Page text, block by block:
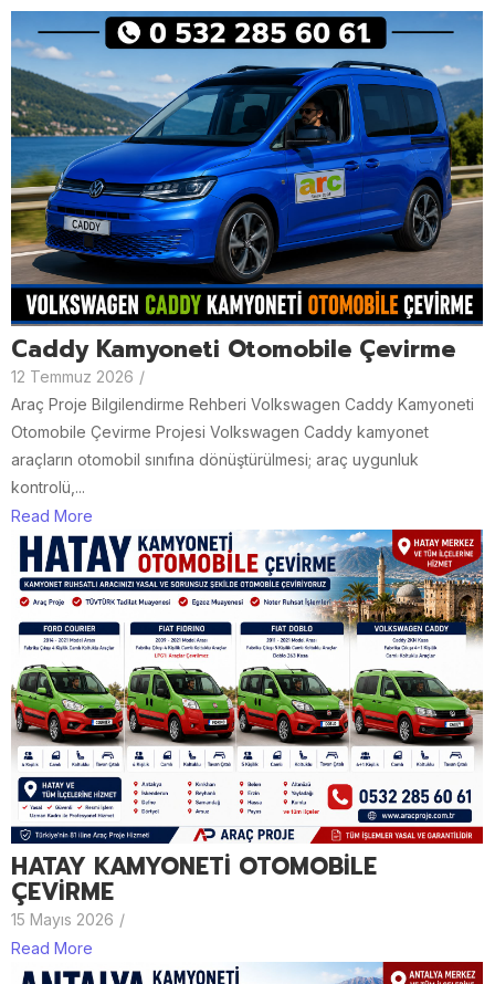
Caddy Kamyoneti Otomobile Çevirme
12 Temmuz 2026 /
Araç Proje Bilgilendirme Rehberi Volkswagen Caddy Kamyoneti
Otomobile Çevirme Projesi Volkswagen Caddy kamyonet
araçların otomobil sınıfına dönüştürülmesi; araç uygunluk
kontrolü,...
Read More
HATAY KAMYONETİ OTOMOBİLE
ÇEVİRME
15 Mayıs 2026 /
Read More